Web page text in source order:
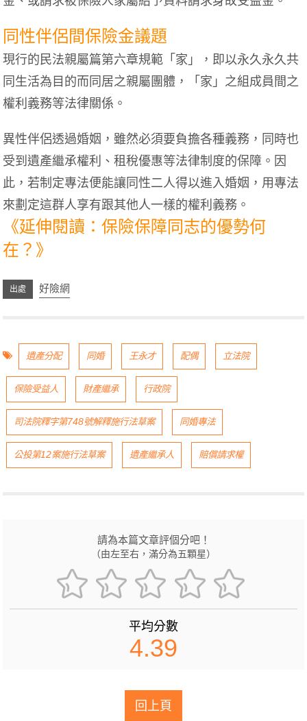
同性伴侶間保險金議題
現行的民法親屬篇第六章規範「家」，即以永久永久共
同生活為目的而同居之親屬團體，「家」之組成員間之
權利義務等法律關係。
異性伴侶透過婚姻，雖然必須要負擔各種義務，同時也
受到遺產繼承權利、租稅優惠等法律制度的保障。因
此，若制定專法便能讓同性二人得以進入婚姻，用專法
來劃定這群人享有跟其他人一樣的權利義務。
《延伸閱讀：保險保障同志的優勢何
在？》
好險網
遺產分配 同婚 王永才 配偶 立法院
保險受益人 財產繼承 行政院
司法院釋字第748號解釋施行法草案 同婚專法
公投第12案施行法草案 遺產繼承人 賠償請求權
請為本篇文章評個分吧！
（由左至右，滿分為五顆星）
平均分數
4.39
回上頁